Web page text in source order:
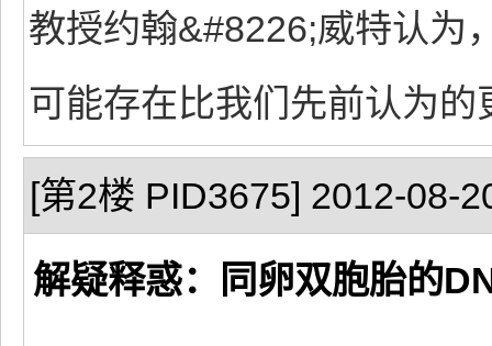
教授约翰&#8226;威特认为
可能存在比我们先前认为
[第2楼 PID3675] 2012-08-
解疑释惑：同卵双胞胎的